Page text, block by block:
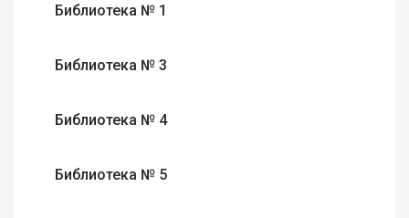
Библиотека № 1
Библиотека № 3
Библиотека № 4
Библиотека № 5